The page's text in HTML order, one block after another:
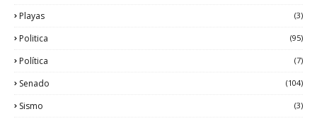
Playas (3)
Politica (95)
Política (7)
Senado (104)
Sismo (3)